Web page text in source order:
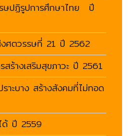
ษปฏิรูปการศึกษาไทย ปี
ศตวรรษที่ 21 ปี 2562
ร้างเสริมสุขภาวะ ปี 2561
าะบาง สร้างสังคมที่ไม่ทอด
ด้ ปี 2559